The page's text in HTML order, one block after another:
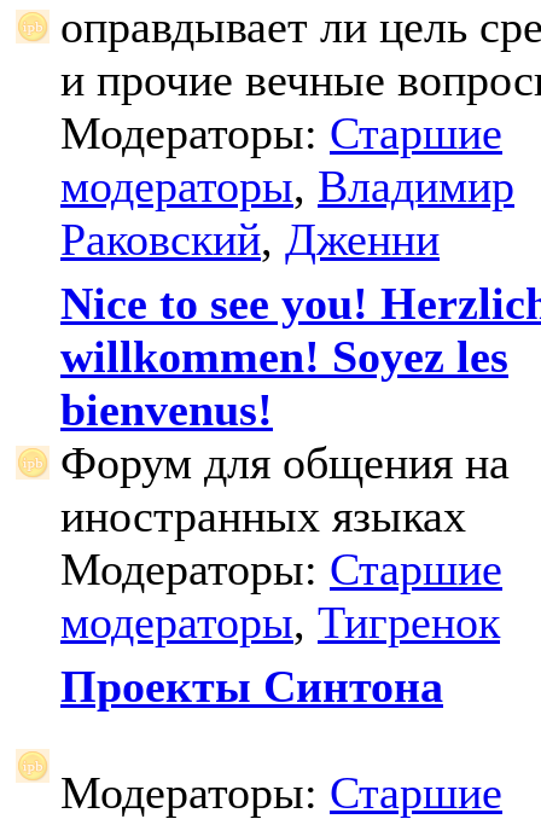
оправдывает ли цель
и прочие вечные
Модераторы: Старшие
модераторы, Владимир
Раковский, Дженни
Nice to see you!
willkommen! Soyez les
bienvenus!
Форум для общения на
иностранных языках
Модераторы: Старшие
модераторы, Тигренок
Проекты Синтона
Модераторы: Старшие